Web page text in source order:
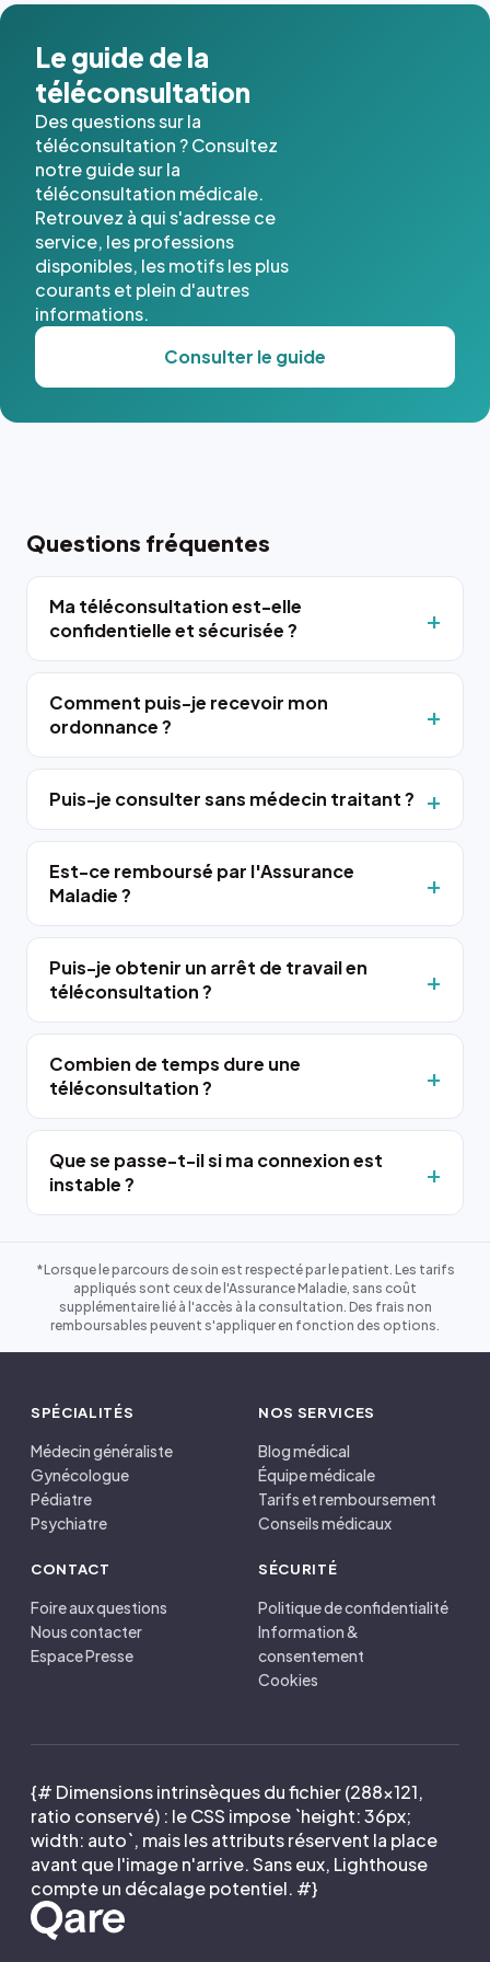
Le guide de la
téléconsultation
Des questions sur la
téléconsultation ? Consultez
notre guide sur la
téléconsultation médicale.
Retrouvez à qui s'adresse ce
service, les professions
disponibles, les motifs les plus
courants et plein d'autres
informations.
Consulter le guide
Questions fréquentes
Ma téléconsultation est-elle
confidentielle et sécurisée ?
Comment puis-je recevoir mon
ordonnance ?
Puis-je consulter sans médecin traitant ?
Est-ce remboursé par l'Assurance
Maladie ?
Puis-je obtenir un arrêt de travail en
téléconsultation ?
Combien de temps dure une
téléconsultation ?
Que se passe-t-il si ma connexion est
instable ?
*Lorsque le parcours de soin est respecté par le patient. Les tarifs
appliqués sont ceux de l'Assurance Maladie, sans coût
supplémentaire lié à l'accès à la consultation. Des frais non
remboursables peuvent s'appliquer en fonction des options.
SPÉCIALITÉS
Médecin généraliste
Gynécologue
Pédiatre
Psychiatre
NOS SERVICES
Blog médical
Équipe médicale
Tarifs et remboursement
Conseils médicaux
CONTACT
Foire aux questions
Nous contacter
Espace Presse
SÉCURITÉ
Politique de confidentialité
Information &
consentement
Cookies
{# Dimensions intrinsèques du fichier (288×121,
ratio conservé) : le CSS impose `height: 36px;
width: auto`, mais les attributs réservent la place
avant que l'image n'arrive. Sans eux, Lighthouse
compte un décalage potentiel. #}